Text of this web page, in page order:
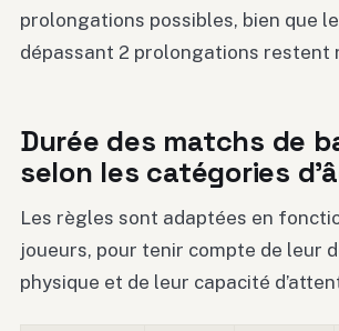
prolongations possibles, bien que
dépassant 2 prolongations restent
Durée des matchs de
selon les catégories
Les règles sont adaptées en
joueurs, pour tenir compte de leur
physique et de leur capacité